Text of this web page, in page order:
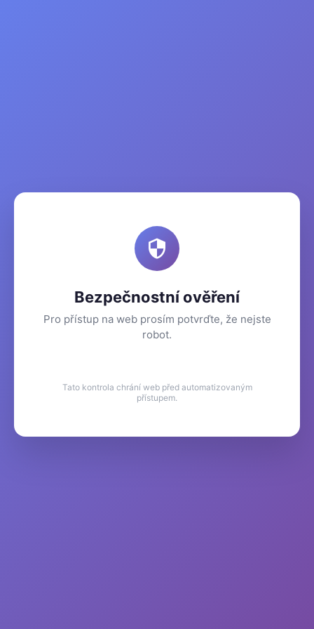
Bezpečnostní ověření
Pro přístup na web prosím potvrďte, že nejste
robot.
Tato kontrola chrání web před automatizovaným
přístupem.